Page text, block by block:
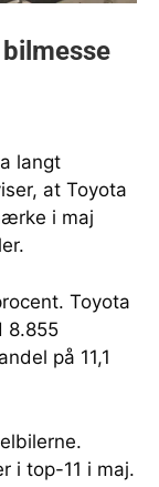
langt
at Toyota
i maj
Toyota
8.855
på 11,1
i top-11 i maj.